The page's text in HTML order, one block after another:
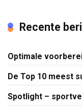
Recente
Optimale
De Top 10 meest
Spotlight –